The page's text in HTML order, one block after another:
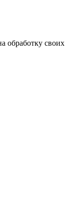
обработку своих